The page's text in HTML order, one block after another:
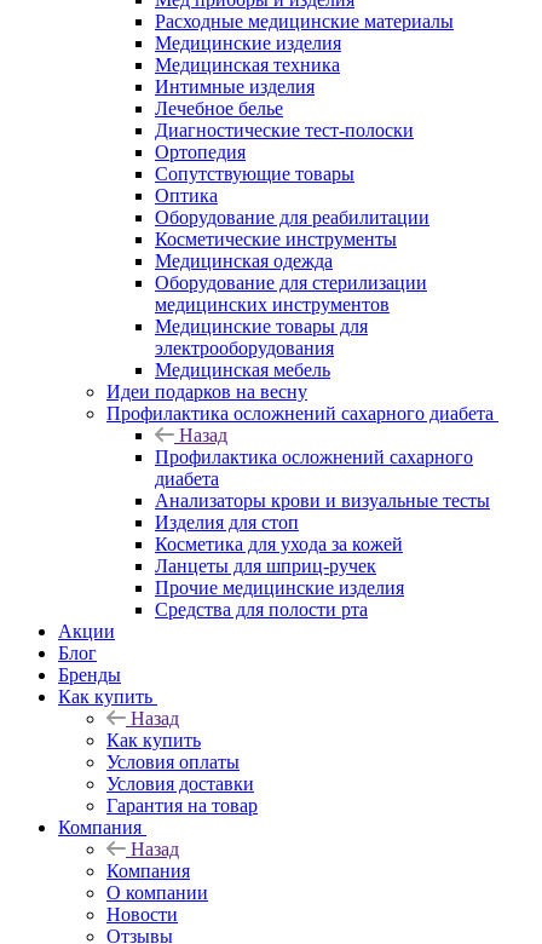
Расходные медицинские материалы
Медицинские изделия
Медицинская техника
Интимные изделия
Лечебное белье
Диагностические тест-полоски
Ортопедия
Сопутствующие товары
Оптика
Оборудование для реабилитации
Косметические инструменты
Медицинская одежда
Оборудование для стерилизации
медицинских инструментов
Медицинские товары для
электрооборудования
Медицинская мебель
Идеи подарков на весну
Профилактика осложнений сахарного диабета
Назад
Профилактика осложнений сахарного
диабета
Анализаторы крови и визуальные тесты
Изделия для стоп
Косметика для ухода за кожей
Ланцеты для шприц-ручек
Прочие медицинские изделия
Средства для полости рта
Акции
Блог
Бренды
Как купить
Назад
Как купить
Условия оплаты
Условия доставки
Гарантия на товар
Компания
Назад
Компания
О компании
Новости
Отзывы